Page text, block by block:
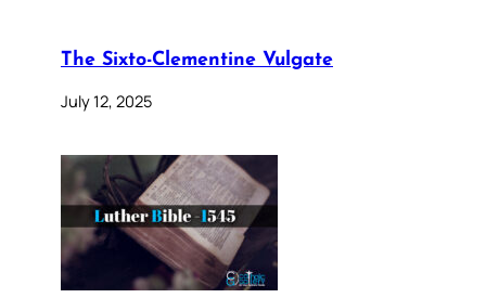
The Sixto-Clementine Vulgate
July 12, 2025